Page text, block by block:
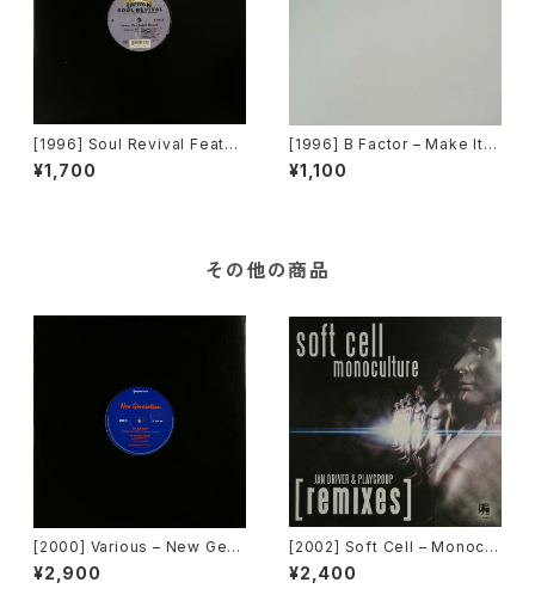
[1996] Soul Revival Featuri
ng Capathia Jenkins – Whe
n The Spirit Moves [Sub-U
¥1,700
[1996] B Factor – Make It B
etter [Eightball Records]
¥1,100
その他の商品
[2000] Various – New Gen
eration / Back To The "Dis
co" ~私もDiscoへ連れていっ
¥2,900
[2002] Soft Cell – Monocul
ture (Jan Driver & Playgrou
p Remixes) [3 Lanka]
¥2,400